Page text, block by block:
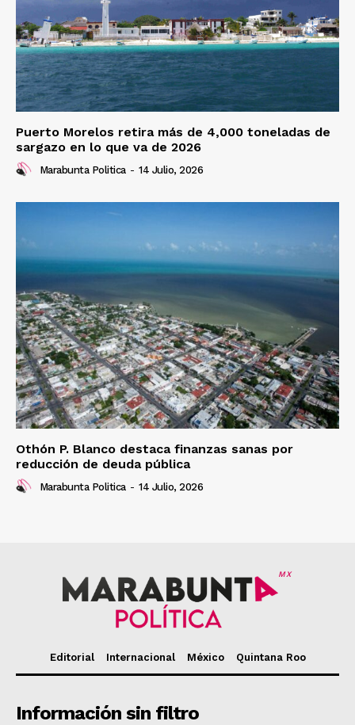
Puerto Morelos retira más de 4,000 toneladas de
sargazo en lo que va de 2026
Marabunta Politica - 14 Julio, 2026
Othón P. Blanco destaca finanzas sanas por
reducción de deuda pública
Marabunta Politica - 14 Julio, 2026
MX
Editorial Internacional México Quintana Roo
Información sin filtro